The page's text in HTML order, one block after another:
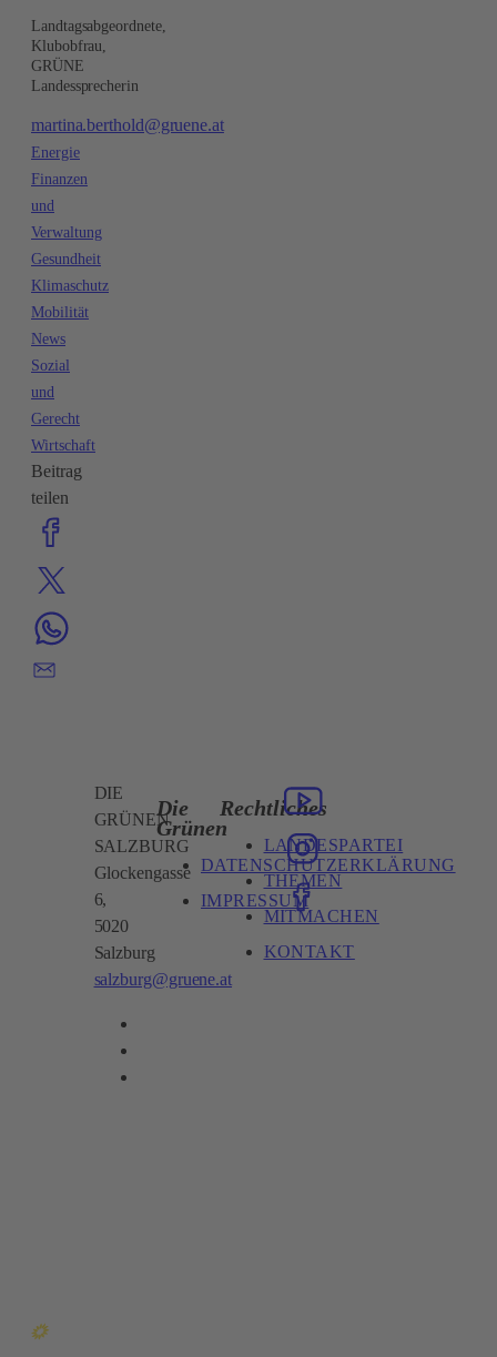
Landtagsabgeordnete,
Klubobfrau,
GRÜNE
Landessprecherin
martina.berthold@gruene.at
Energie
Finanzen
und
Verwaltung
Gesundheit
Klimaschutz
Mobilität
News
Sozial
und
Gerecht
Wirtschaft
Beitrag
teilen
DIE
GRÜNEN
SALZBURG
Glockengasse
6,
5020
Salzburg
salzburg@gruene.at
Die
Grünen
DATENSCHUTZERKLÄRUNG
IMPRESSUM
Rechtliches
LANDESPARTEI
THEMEN
MITMACHEN
KONTAKT